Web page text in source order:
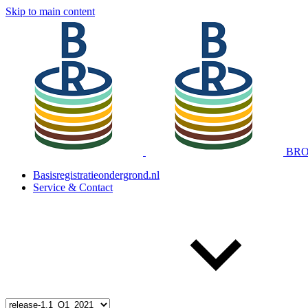
Skip to main content
Basisregistratieondergrond.nl
Service & Contact